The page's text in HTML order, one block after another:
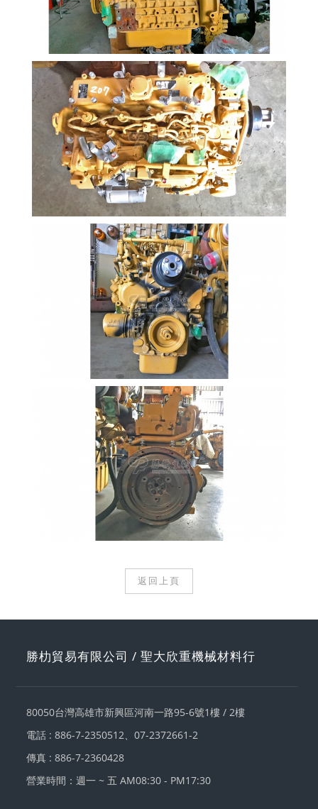
返回上頁
勝朸貿易有限公司 / 聖大欣重機械材料行
80050台灣高雄市新興區河南一路95-6號1樓 / 2樓
電話 :886-7-2350512 、07-2372661-2
傳真 : 886-7-2360428
營業時間：週一 ~ 五 AM08:30 - PM17:30